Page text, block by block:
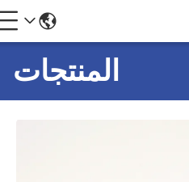
المنتجات